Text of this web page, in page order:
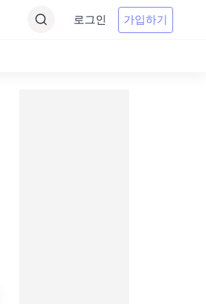
로그인 가입하기